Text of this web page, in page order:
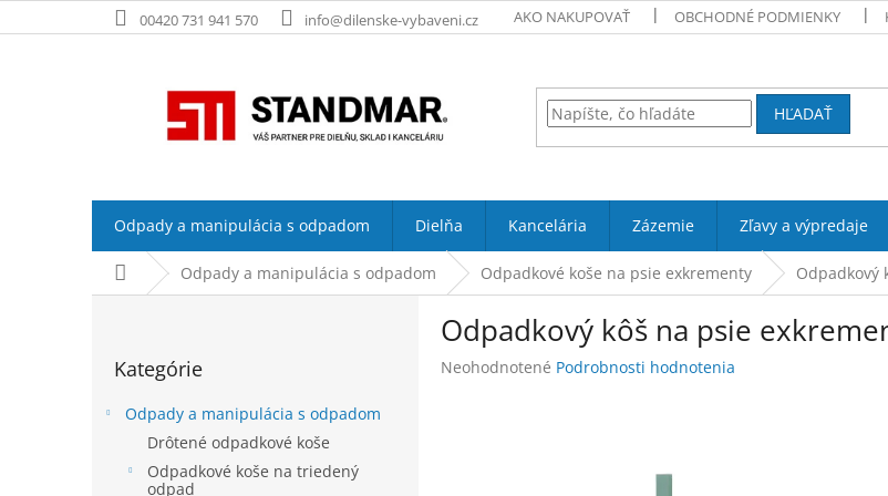
na
00420 731 941 570 info@dilenske-vybaveni.cz AKO NAKUPOVAŤ OBCHODNÉ PODMIENKY
HĽADAŤ
Odpady a manipulácia s odpadom Dielňa Kancelária Zázemie Zľavy a výpredaje
DomovOdpady a manipulácia s odpadom Odpadkové koše na psie exkrementy Odpadkový
kategórie
Kategórie
Odpady a manipulácia s odpadom
Drôtené odpadkové koše
Odpadkové koše na triedený
odpad
Odpadkový kôš na psie
Priemerné
Neohodnotené Podrobnosti hodnotenia